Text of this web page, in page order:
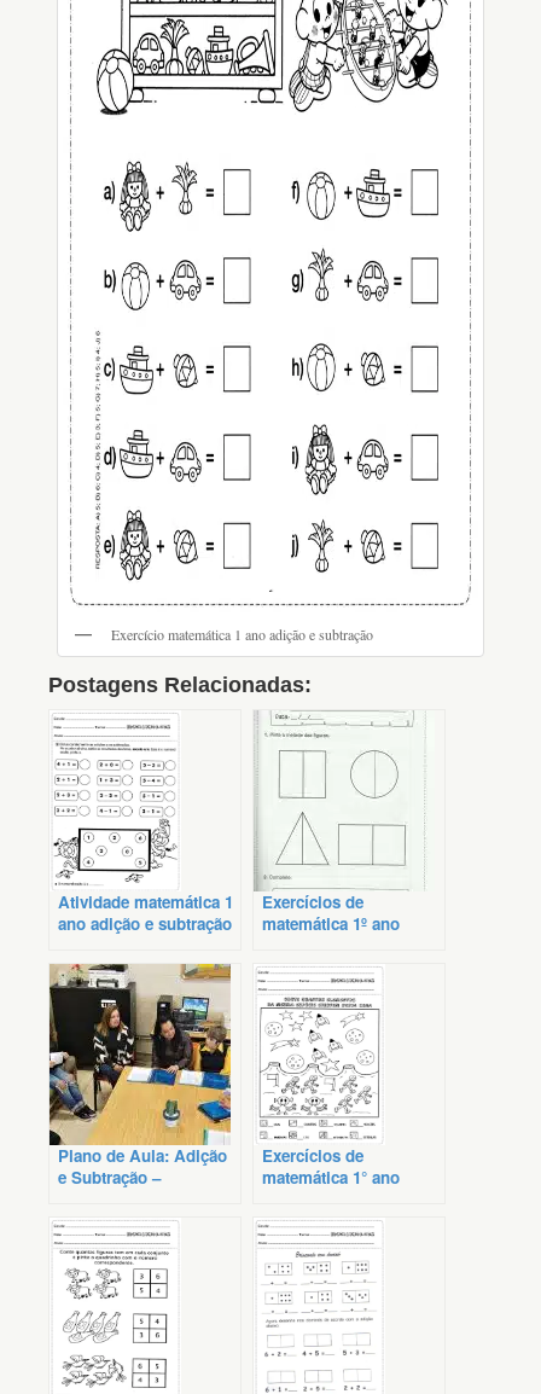
Exercício matemática 1 ano adição e subtração
Postagens Relacionadas:
Atividade matemática 1
ano adição e subtração
Exercícios de
matemática 1º ano
Plano de Aula: Adição
e Subtração –
Exercícios de
matemática 1° ano